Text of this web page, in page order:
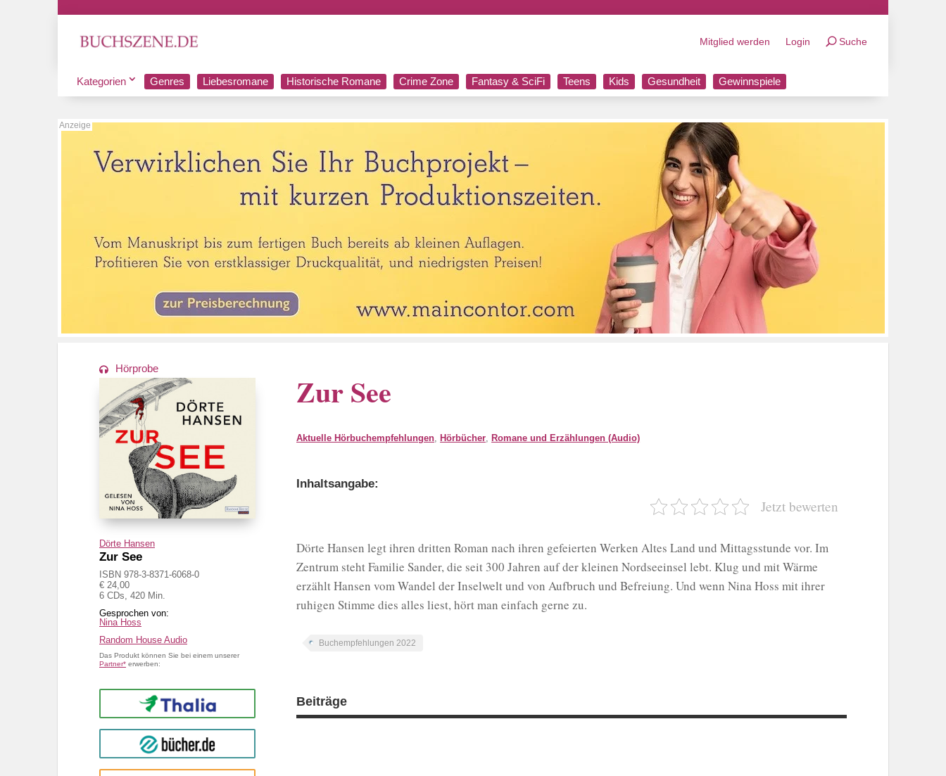
Mitglied werden Login Suche
Kategorien Genres Liebesromane Historische Romane Crime Zone Fantasy & SciFi Teens Kids Gesundheit Gewinnspiele
Hörprobe
Dörte Hansen
Zur See
ISBN 978-3-8371-6068-0
€ 24,00
6 CDs, 420 Min.
Nina Hoss
Random House Audio
Das Produkt können Sie bei einem unserer
Partner* erwerben:
Thalia
buecher.de
Zur See
Aktuelle Hörbuchempfehlungen, Hörbücher, Romane und Erzählungen (Audio)
Inhaltsangabe:
Jetzt bewerten
Dörte Hansen legt ihren dritten Roman nach ihren gefeierten Werken Altes Land und Mittagsstunde vor. Im
Zentrum steht Familie Sander, die seit 300 Jahren auf der kleinen Nordseeinsel lebt. Klug und mit Wärme
erzählt Hansen vom Wandel der Inselwelt und von Aufbruch und Befreiung. Und wenn Nina Hoss mit ihrer
ruhigen Stimme dies alles liest, hört man einfach gerne zu.
Buchempfehlungen 2022
Beiträge